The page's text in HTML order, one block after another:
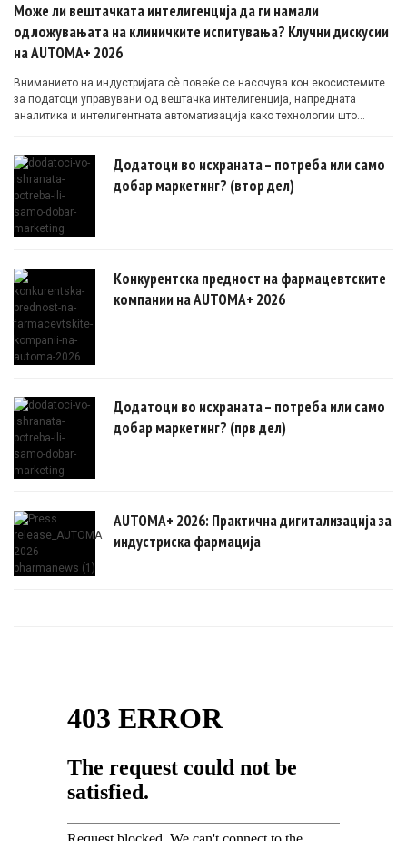
Може ли вештачката интелигенција да ги намали
одложувањата на клиничките испитувања? Клучни дискусии
на AUTOMA+ 2026
Вниманието на индустријата сè повеќе се насочува кон екосистемите
за податоци управувани од вештачка интелигенција, напредната
аналитика и интелигентната автоматизација како технологии што
Додатоци во исхраната – потреба или само
добар маркетинг? (втор дел)
Конкурентска предност на фармацевтските
компании на AUTOMA+ 2026
Додатоци во исхраната – потреба или само
добар маркетинг? (прв дел)
AUTOMA+ 2026: Практична дигитализација за
индустриска фармација